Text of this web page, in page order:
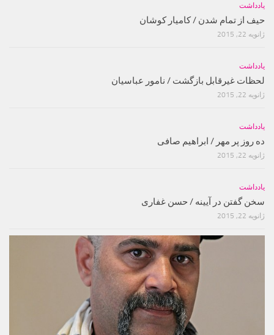
یادداشت
حیف از تمام شدن / کامیار کوشان
ژانویه 22, 2015
یادداشت
لحظات غیرقابل بازگشت / نامور عباسیان
ژانویه 22, 2015
یادداشت
ده روز پر مهر / ابراهیم صافی
ژانویه 22, 2015
یادداشت
سخن گفتن در آیینه / حسن غفارى
ژانویه 22, 2015